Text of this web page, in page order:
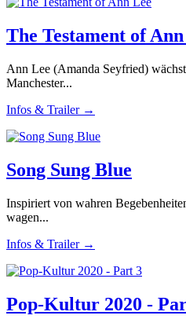
The Testament of
Ann Lee (Amanda Seyfried)
Manchester...
Infos & Trailer →
Song Sung Blue
Inspiriert von wahren
wagen...
Infos & Trailer →
Pop-Kultur 2020 -